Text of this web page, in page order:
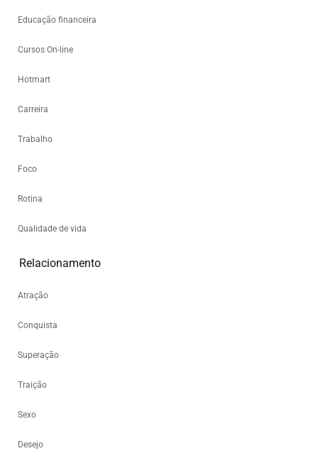
Educação financeira
Cursos On-line
Hotmart
Carreira
Trabalho
Foco
Rotina
Qualidade de vida
Relacionamento
Atração
Conquista
Superação
Traição
Sexo
Desejo